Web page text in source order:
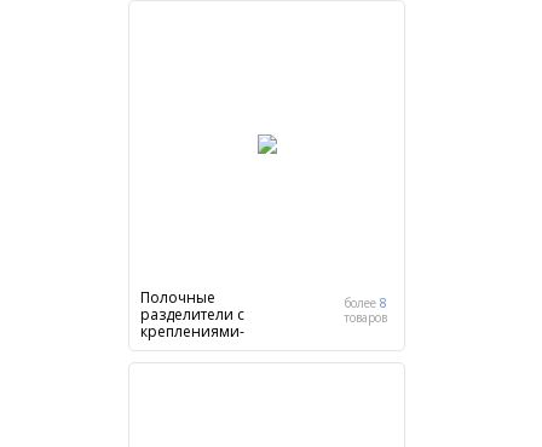
более 8
товаров
Полочные
разделители с
креплениями-
замками